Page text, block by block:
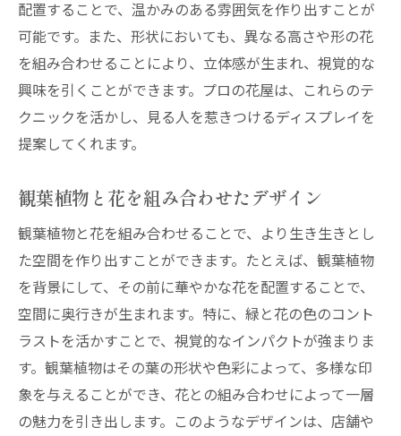
配置することで、温かみのある雰囲気を作り出すことが
可能です。また、形状においても、異なる高さや形の花
を組み合わせることにより、立体感が生まれ、視覚的な
興味を引くことができます。プロの花屋は、これらのテ
クニックを活かし、見る人を惹きつけるディスプレイを
提案してくれます。
観葉植物と花を組み合わせたデザイン
観葉植物と花を組み合わせることで、より生き生きとし
た空間を作り出すことができます。たとえば、観葉植物
を背景にして、その前に華やかな花を配置することで、
空間に奥行きが生まれます。特に、緑と花の色のコント
ラストを活かすことで、視覚的なインパクトが強まりま
す。観葉植物はその葉の形状や色彩によって、多様な印
象を与えることができ、花との組み合わせによって一層
の魅力を引き出します。このようなデザインは、店舗や